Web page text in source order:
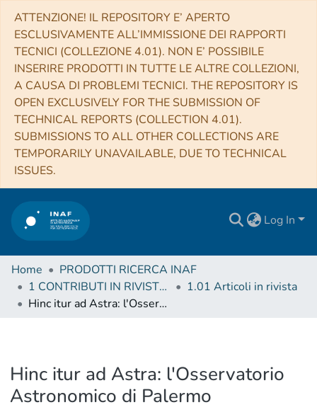
ATTENZIONE! IL REPOSITORY E’ APERTO
ESCLUSIVAMENTE ALL’IMMISSIONE DEI RAPPORTI
TECNICI (COLLEZIONE 4.01). NON E’ POSSIBILE
INSERIRE PRODOTTI IN TUTTE LE ALTRE COLLEZIONI,
A CAUSA DI PROBLEMI TECNICI. THE REPOSITORY IS
OPEN EXCLUSIVELY FOR THE SUBMISSION OF
TECHNICAL REPORTS (COLLECTION 4.01).
SUBMISSIONS TO ALL OTHER COLLECTIONS ARE
TEMPORARILY UNAVAILABLE, DUE TO TECHNICAL
ISSUES.
Log In
Home
PRODOTTI RICERCA INAF
1 CONTRIBUTI IN RIVISTE (Journal articles)
1.01 Articoli in rivista
Hinc itur ad Astra: l'Osservatorio Astronomico di Palermo
Hinc itur ad Astra: l'Osservatorio
Astronomico di Palermo